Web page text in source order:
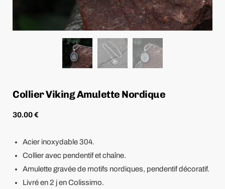
Collier Viking Amulette Nordique
30.00€
Acier inoxydable 304.
Collier avec pendentif et chaîne.
Amulette gravée de motifs nordiques, pendentif décoratif.
Livré en 2 j en Colissimo.